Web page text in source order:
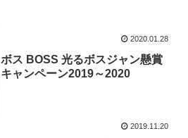
2020.01.28
ボス BOSS 光るボスジャン懸賞
キャンペーン2019～2020
2019.11.20